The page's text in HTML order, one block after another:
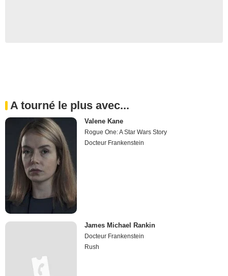
A tourné le plus avec...
Valene Kane
Rogue One: A Star Wars Story
Docteur Frankenstein
James Michael Rankin
Docteur Frankenstein
Rush